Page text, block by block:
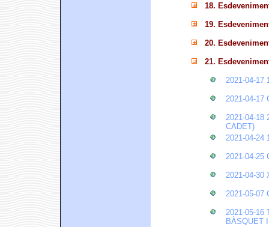
18.
19.
20.
21.
2021-04-17
2021-04-17
2021-04-18
CADET)
2021-04-24
2021-04-25
2021-04-30
2021-05-07
2021-05-16
BÀSQUET